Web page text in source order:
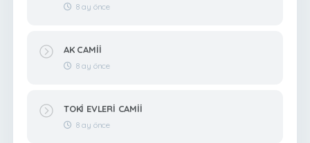
8 ay önce
AK CAMİİ
8 ay önce
TOKİ EVLERİ CAMİİ
8 ay önce